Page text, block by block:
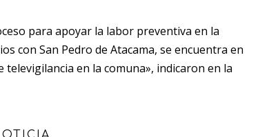
para apoyar la labor preventiva en la
con San Pedro de Atacama, se encuentra en
en la comuna», indicaron en la